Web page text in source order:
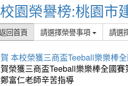
校園榮譽榜:桃園市
回首頁 請選擇榮譽事項 請選
本校榮獲三商盃Teeball樂樂棒
榮獲三商盃Teeball樂樂棒全國
富仁老師辛苦指導